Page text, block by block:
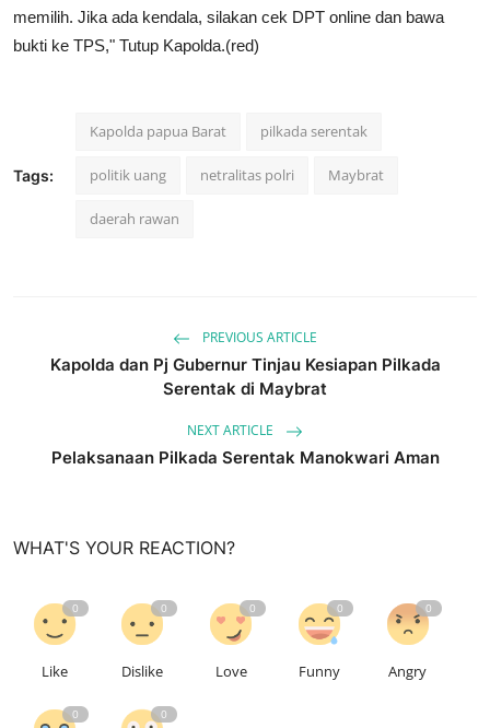
memilih. Jika ada kendala, silakan cek DPT online dan bawa
bukti ke TPS," Tutup Kapolda.(red)
Tags:
Kapolda papua Barat pilkada serentak
politik uang netralitas polri Maybrat
daerah rawan
PREVIOUS ARTICLE
Kapolda dan Pj Gubernur Tinjau Kesiapan Pilkada
Serentak di Maybrat
NEXT ARTICLE
Pelaksanaan Pilkada Serentak Manokwari Aman
WHAT'S YOUR REACTION?
0
Like
0
Dislike
0
Love
0
Funny
0
Angry
0 0